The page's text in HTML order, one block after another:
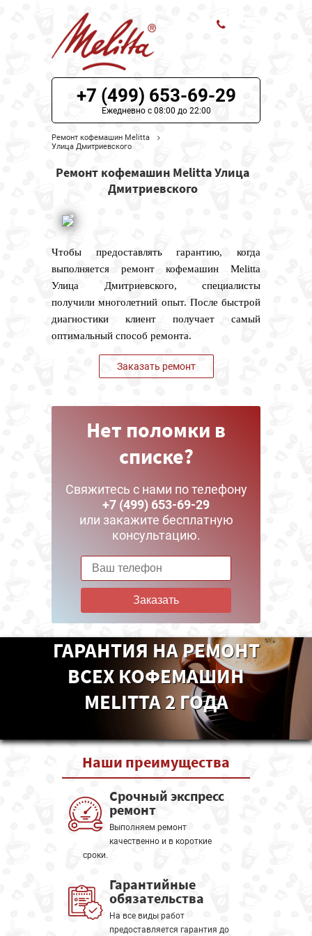
ЦЕНЫ НА РЕМОНТ
О СЕРВИСЕ
МОДЕЛИ MELITTA
НАШИ КОНТАКТЫ
+7 (499) 653-69-29
Ежедневно с 08:00 до 22:00
Ремонт кофемашин Melitta
Улица Дмитриевского
Ремонт кофемашин Melitta Улица
Дмитриевского
Чтобы предоставлять гарантию, когда
выполняется ремонт кофемашин Melitta
Улица Дмитриевского, специалисты
получили многолетний опыт. После быстрой
диагностики клиент получает самый
оптимальный способ ремонта.
Заказать ремонт
Нет поломки в
списке?
Свяжитесь с нами по телефону
+7 (499) 653-69-29
или закажите бесплатную
консультацию.
Заказать
ГАРАНТИЯ НА РЕМОНТ
ВСЕХ КОФЕМАШИН
MELITTA 2 ГОДА
Наши преимущества
Срочный экспресс
ремонт
Выполняем ремонт
качественно и в короткие
сроки.
Гарантийные
обязательства
На все виды работ
предоставляется гарантия до